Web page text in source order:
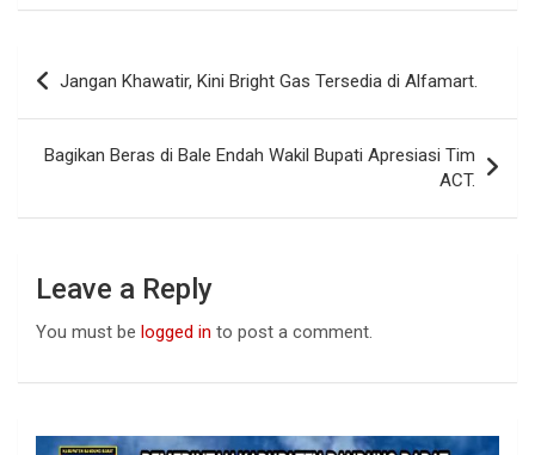
ce
o
o
at
s
A
ke
dI
n
Post
navigation
Jangan Khawatir, Kini Bright Gas Tersedia di Alfamart.
Bagikan Beras di Bale Endah Wakil Bupati Apresiasi Tim
ACT.
Leave a Reply
You must be logged in to post a comment.